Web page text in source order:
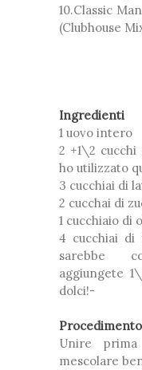
10.Classic
(Clubhouse
Ingredienti
1 uovo intero
2 +1\2
ho utilizzato
3 cucchiai di
2 cucchai di
1 cucchiaio di
4 cucchiai
sarebbe
aggiungete
dolci!-
Unire
mescolare